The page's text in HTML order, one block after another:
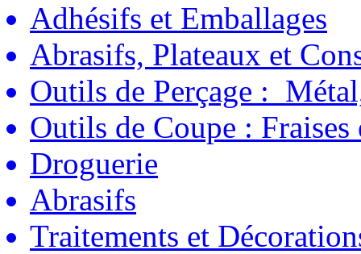
Adhésifs et Emballages
Abrasifs, Plateaux et
Outils de Perçage :
Outils de Coupe : Fraises
Droguerie
Abrasifs
Traitements et